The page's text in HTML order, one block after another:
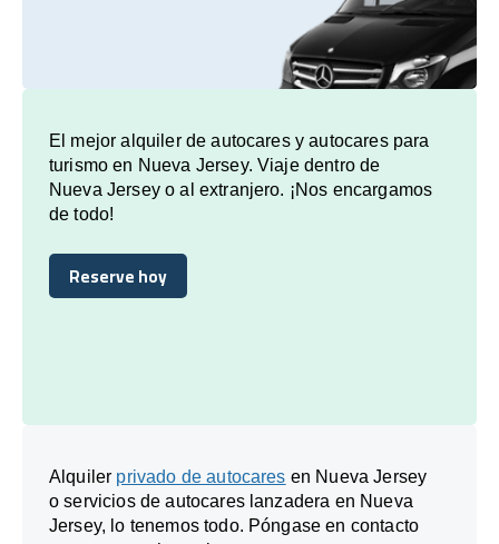
El mejor alquiler de autocares y autocares para
turismo en Nueva Jersey. Viaje dentro de
Nueva Jersey o al extranjero. ¡Nos encargamos
de todo!
Reserve hoy
Reserve hoy
Alquiler privado de autocares en Nueva Jersey
o servicios de autocares lanzadera en Nueva
Jersey, lo tenemos todo. Póngase en contacto